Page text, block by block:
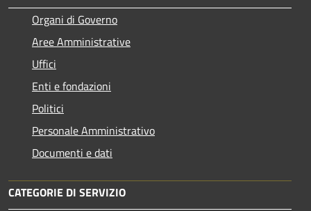
Organi di Governo
Aree Amministrative
Uffici
Enti e fondazioni
Politici
Personale Amministrativo
Documenti e dati
CATEGORIE DI SERVIZIO